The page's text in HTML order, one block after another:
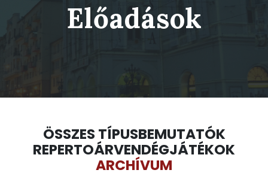
Előadások
ÖSSZES TÍPUSBEMUTATÓK
REPERTOÁRVENDÉGJÁTÉKOK
ARCHÍVUM